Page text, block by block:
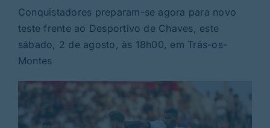
Jornal
Revista
Search
Conquistadores preparam-se agora para novo
teste frente ao Desportivo de Chaves, este
sábado, 2 de agosto, às 18h00, em Trás-os-
Montes